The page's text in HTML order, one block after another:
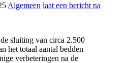
Algemeen laat een bericht na
sluiting van circa 2.500
het totaal aantal bedden
verbeteringen na de